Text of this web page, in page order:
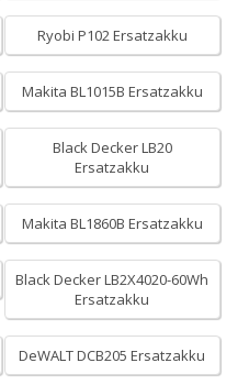
Ryobi P102 Ersatzakku
Makita BL1015B Ersatzakku
Black Decker LB20
Ersatzakku
Makita BL1860B Ersatzakku
Black Decker LB2X4020-60Wh
Ersatzakku
DeWALT DCB205 Ersatzakku